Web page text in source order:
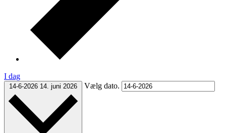
I dag
14-6-2026 14. juni 2026 Vælg dato.